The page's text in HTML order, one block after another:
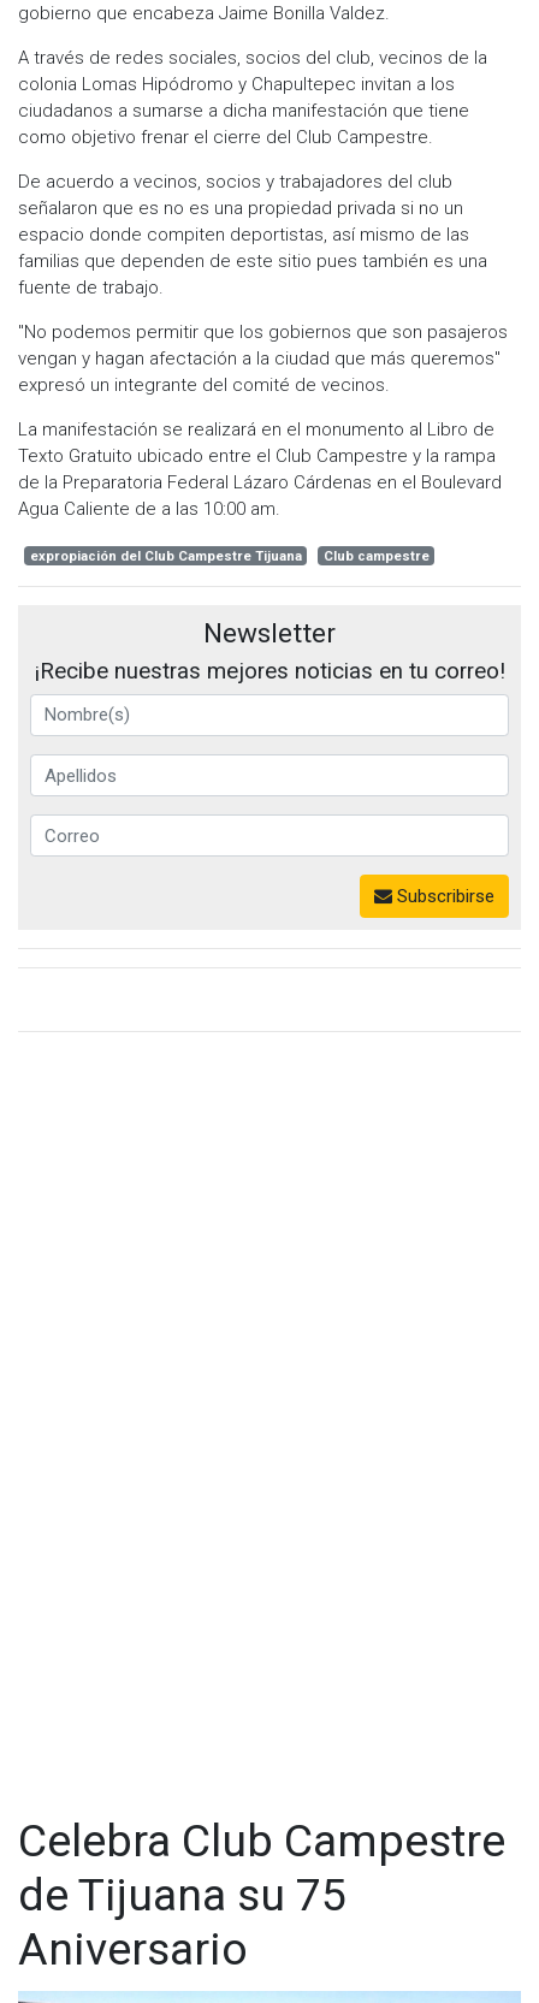
gobierno que encabeza Jaime Bonilla Valdez.
A través de redes sociales, socios del club, vecinos de la
colonia Lomas Hipódromo y Chapultepec invitan a los
ciudadanos a sumarse a dicha manifestación que tiene
como objetivo frenar el cierre del Club Campestre.
De acuerdo a vecinos, socios y trabajadores del club
señalaron que es no es una propiedad privada si no un
espacio donde compiten deportistas, así mismo de las
familias que dependen de este sitio pues también es una
fuente de trabajo.
"No podemos permitir que los gobiernos que son pasajeros
vengan y hagan afectación a la ciudad que más queremos"
expresó un integrante del comité de vecinos.
La manifestación se realizará en el monumento al Libro de
Texto Gratuito ubicado entre el Club Campestre y la rampa
de la Preparatoria Federal Lázaro Cárdenas en el Boulevard
Agua Caliente de a las 10:00 am.
expropiación del Club Campestre Tijuana Club campestre
Newsletter
¡Recibe nuestras mejores noticias en tu correo!
Subscribirse
Celebra Club Campestre
de Tijuana su 75
Aniversario